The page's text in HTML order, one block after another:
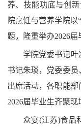
养、技能功底与创
院烹饪与营养学院
题，隆重举办2026届
学院党委书记叶
书记朱琰，党委委
出席活动，各职能
2026届毕业生齐聚现
众宴(江苏)食品